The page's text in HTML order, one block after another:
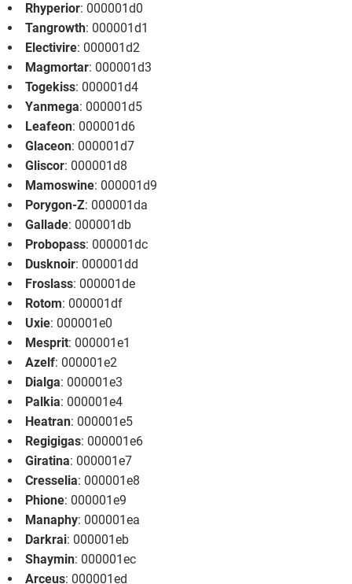
Rhyperior: 000001d0
Tangrowth: 000001d1
Electivire: 000001d2
Magmortar: 000001d3
Togekiss: 000001d4
Yanmega: 000001d5
Leafeon: 000001d6
Glaceon: 000001d7
Gliscor: 000001d8
Mamoswine: 000001d9
Porygon-Z: 000001da
Gallade: 000001db
Probopass: 000001dc
Dusknoir: 000001dd
Froslass: 000001de
Rotom: 000001df
Uxie: 000001e0
Mesprit: 000001e1
Azelf: 000001e2
Dialga: 000001e3
Palkia: 000001e4
Heatran: 000001e5
Regigigas: 000001e6
Giratina: 000001e7
Cresselia: 000001e8
Phione: 000001e9
Manaphy: 000001ea
Darkrai: 000001eb
Shaymin: 000001ec
Arceus: 000001ed